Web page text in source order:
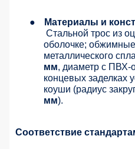
●
Материалы и
Стальной трос из
оболочке; обжимные
металлического
мм, диаметр с ПВХ-
концевых заделках
коуши (радиус
мм).
Соответствие